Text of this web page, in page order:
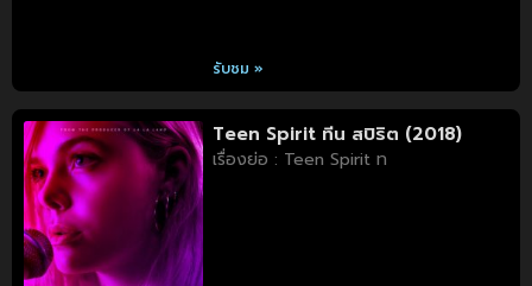
รับชม »
Teen Spirit ทีน สปิริต (2018)
เรื่องย่อ : Teen Spirit ท